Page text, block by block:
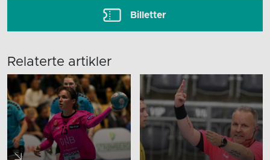
Billetter
Relaterte artikler